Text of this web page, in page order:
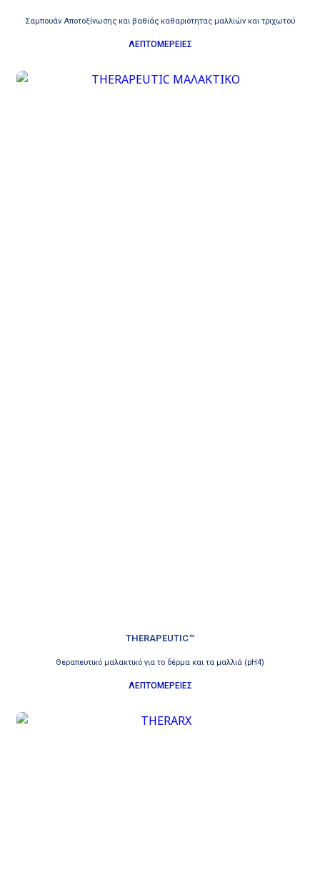
Σαμπουάν Αποτοξίνωσης και βαθιάς καθαριότητας μαλλιών και τριχωτού
ΛΕΠΤΟΜΕΡΕΙΕΣ
THERAPEUTIC™
Θεραπευτικό μαλακτικό για το δέρμα και τα μαλλιά (pH4)
ΛΕΠΤΟΜΕΡΕΙΕΣ